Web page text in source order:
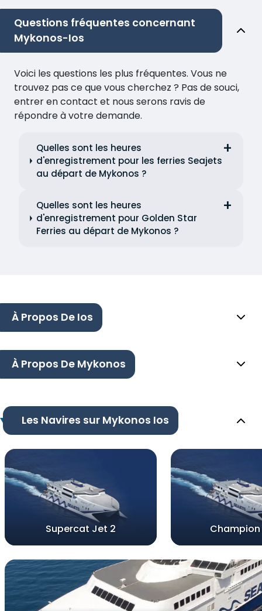
Questions fréquentes concernant
Mykonos-Ios
Voici les questions les plus fréquentes. Vous ne
trouvez pas ce que vous cherchez ? Pas de souci,
entrer en contact et nous serons ravis de
répondre à votre demande.
Quelles sont les heures
d'enregistrement pour les ferries Seajets
au départ de Mykonos ?
Quelles sont les heures
d'enregistrement pour Golden Star
Ferries au départ de Mykonos ?
À Propos De Ios
À Propos De Mykonos
Les Navires sur Mykonos Ios
Supercat Jet 2 Champion